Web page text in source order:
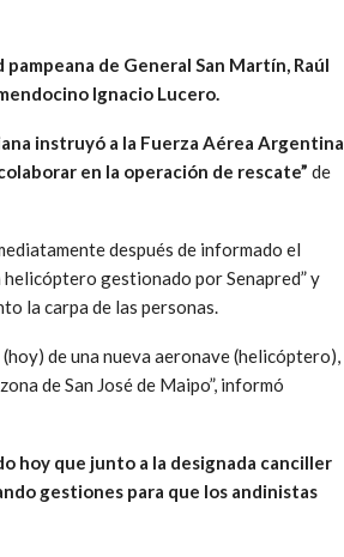
de General San Martín, Raúl
Ignacio Lucero.
instruyó a la Fuerza Aérea Argentina
en la operación de rescate” de
después de informado el
gestionado por Senapred” y
la carpa de las personas.
de una nueva aeronave (helicóptero),
de San José de Maipo”, informó
hoy que junto a la designada canciller
gestiones para que los andinistas